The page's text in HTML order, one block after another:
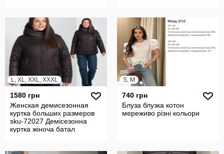
L, XL, XXL, XXXL
1580 грн
Женская демисезонная
куртка больших размеров
sku-72027 Демісезонна
куртка жіноча батал
S, M
740 грн
Блуза блузка котон
мереживо різні кольори